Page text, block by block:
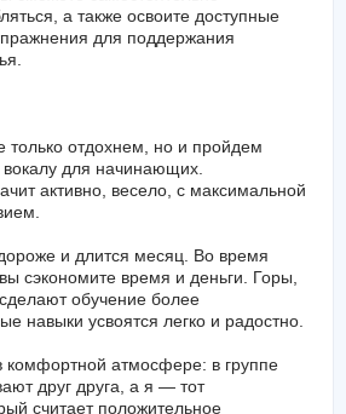
сможете самостоятельно
а также освоите доступные
для поддержания
отдохнем, но и пройдем
вокалу для начинающих.
активно, весело, с максимальной
и длится месяц. Во время
сэкономите время и деньги. Горы,
обучение более
атмосфере: в группе
друг друга, а я — тот